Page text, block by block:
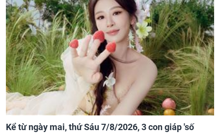
Kể từ ngày mai, thứ Sáu 7/8/2026, 3 con giáp 'số